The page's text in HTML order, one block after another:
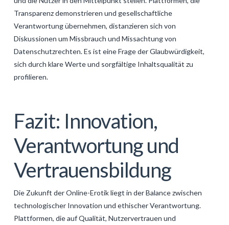
Transparenz demonstrieren und gesellschaftliche
Verantwortung übernehmen, distanzieren sich von
Diskussionen um Missbrauch und Missachtung von
Datenschutzrechten. Es ist eine Frage der Glaubwürdigkeit,
sich durch klare Werte und sorgfältige Inhaltsqualität zu
profilieren.
Fazit: Innovation,
Verantwortung und
Vertrauensbildung
Die Zukunft der Online-Erotik liegt in der Balance zwischen
technologischer Innovation und ethischer Verantwortung.
Plattformen, die auf Qualität, Nutzervertrauen und